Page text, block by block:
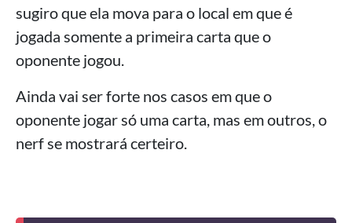
sugiro que ela mova para o local em que é
jogada somente a primeira carta que o
oponente jogou.
Ainda vai ser forte nos casos em que o
oponente jogar só uma carta, mas em outros, o
nerf se mostrará certeiro.